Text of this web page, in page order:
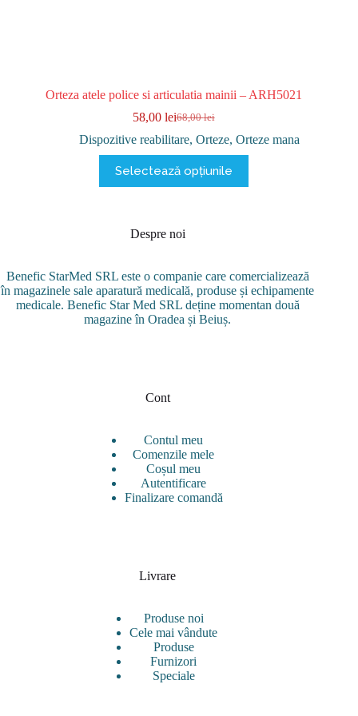
Orteza atele police si articulatia mainii – ARH5021
68,00lei
Prețul
inițial
a
fost:
68,00 lei.
58,00 leiPrețul
curent
este:
58,00 lei.
Dispozitive reabilitare,Orteze,Orteze mana
Selectează opțiunile
produs
are
variații.
fi
alese
în
pagina
Despre noi
Benefic StarMed SRL este o companie care comercializează
în magazinele sale aparatură medicală, produse și echipamente
medicale. Benefic Star Med SRL deține momentan două
magazine în Oradea și Beiuș.
Cont
Contul meu
Comenzile mele
Coșul meu
Autentificare
Finalizare comandă
Livrare
Produse noi
Cele mai vândute
Produse
Furnizori
Speciale